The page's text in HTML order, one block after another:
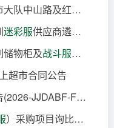
荆州市沙市区消防救援大队沙市大队中山路及红门路政府专职消防救援站营区配套设施货物类采购(新式
17分钟前
迷彩服供应商遴选项目中标候选人公示
41分钟前
储物柜及战斗服架项目竞
54分钟前
超市合同公告
1小时前
JJDABF-F4003)
）采购项目询比采购公告